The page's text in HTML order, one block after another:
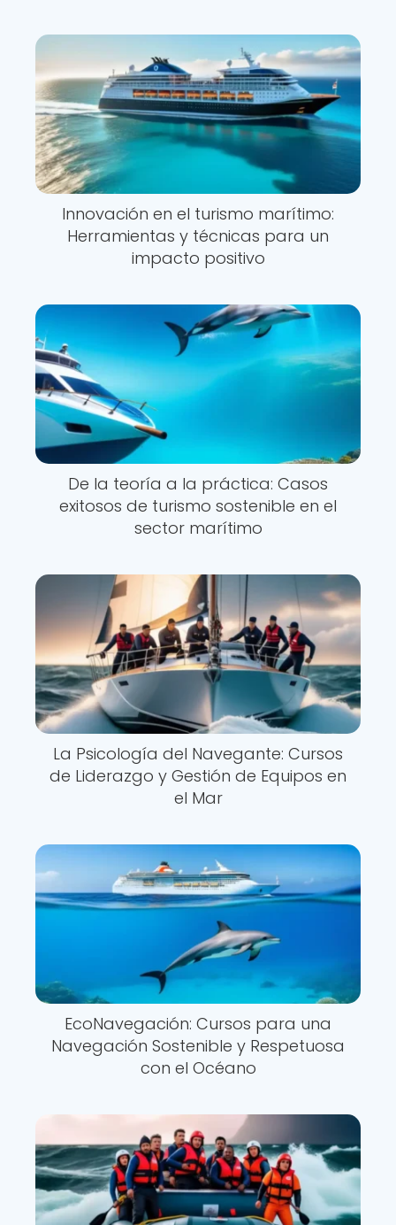
Innovación en el turismo marítimo:
Herramientas y técnicas para un
impacto positivo
De la teoría a la práctica: Casos
exitosos de turismo sostenible en el
sector marítimo
La Psicología del Navegante: Cursos
de Liderazgo y Gestión de Equipos en
el Mar
EcoNavegación: Cursos para una
Navegación Sostenible y Respetuosa
con el Océano